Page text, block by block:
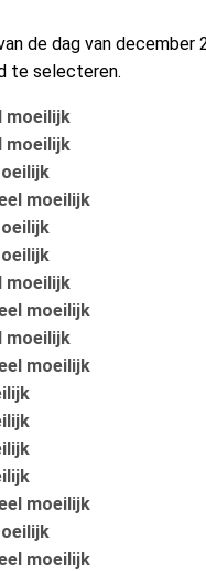
de dag van december
te selecteren.
moeilijk
moeilijk
moeilijk
moeilijk
moeilijk
moeilijk
moeilijk
moeilijk
moeilijk